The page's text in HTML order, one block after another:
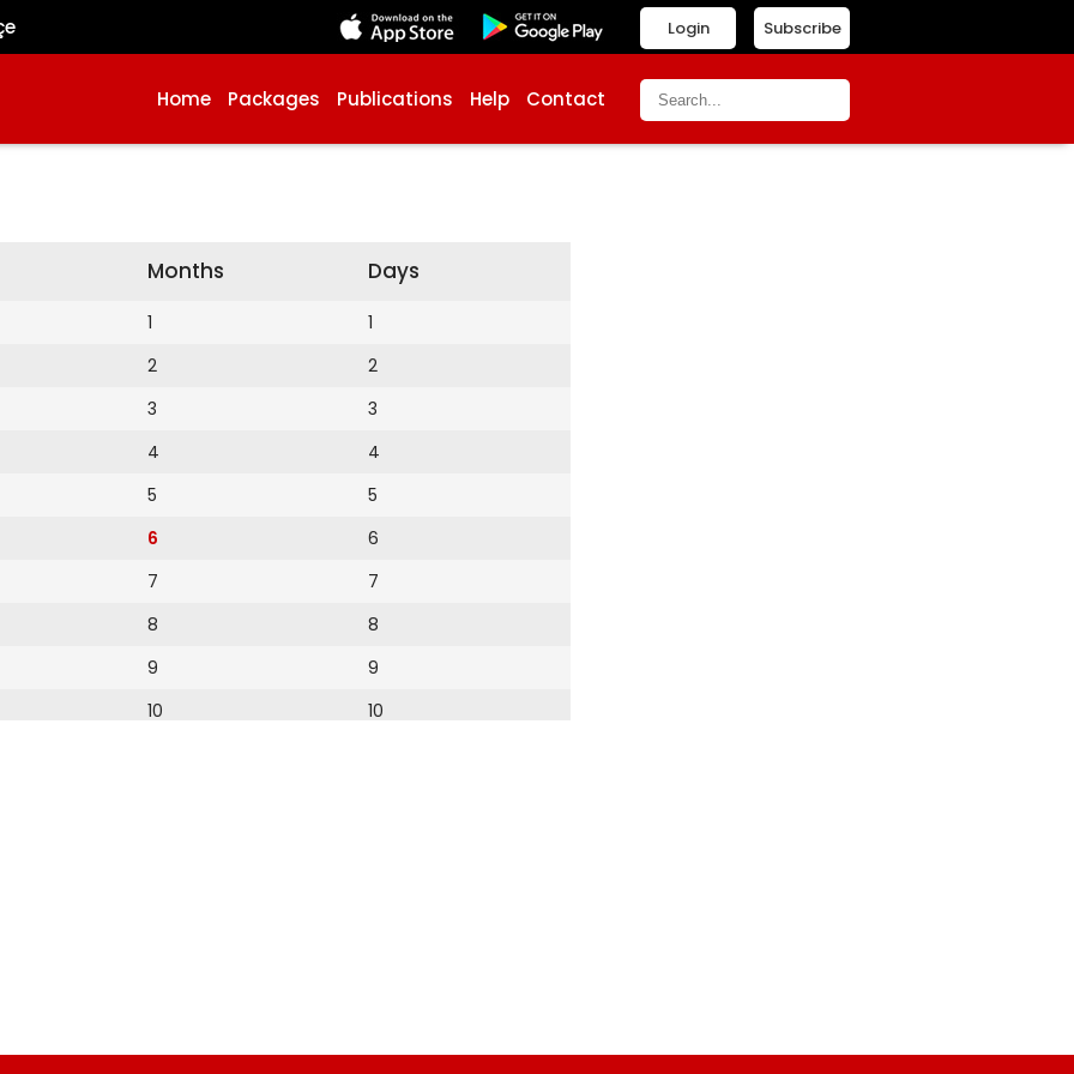
Subscribe
Login
Home Packages Publications Help Contact
Months
1
2
3
4
5
6
7
8
9
10
Days
1
2
3
4
5
6
7
8
9
10
18